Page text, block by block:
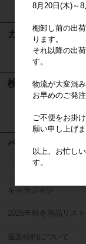
カート
検索
ページメニュー
「掛け払い決済」のご
キャラジャン
2025年秋冬商品リスト
返品特約について
8月20日(木)～
棚卸し前の出
ります。
それ以降の出
す。
物流が大変混
お早めのご発
ご不便をお掛
願い申し上げま
以上、お忙し
す。